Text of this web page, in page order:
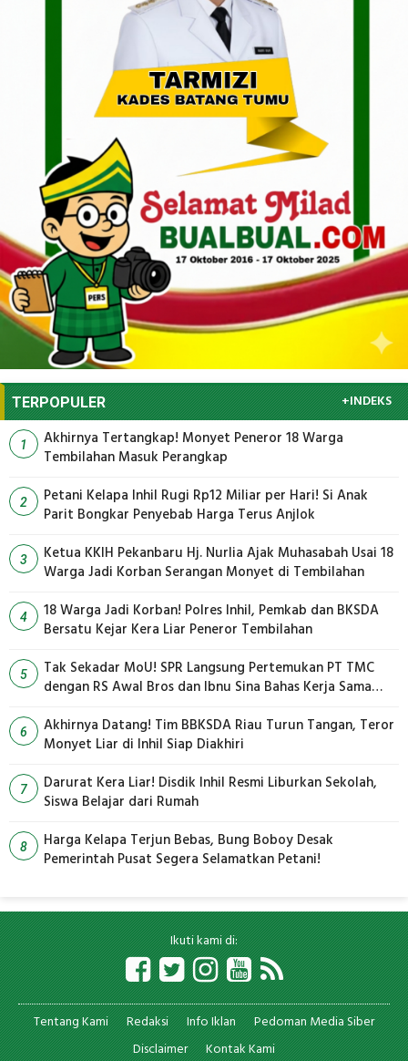
TERPOPULER +INDEKS
1
Akhirnya Tertangkap! Monyet Peneror 18 Warga
Tembilahan Masuk Perangkap
2
Petani Kelapa Inhil Rugi Rp12 Miliar per Hari! Si Anak
Parit Bongkar Penyebab Harga Terus Anjlok
3
Ketua KKIH Pekanbaru Hj. Nurlia Ajak Muhasabah Usai 18
Warga Jadi Korban Serangan Monyet di Tembilahan
4
18 Warga Jadi Korban! Polres Inhil, Pemkab dan BKSDA
Bersatu Kejar Kera Liar Peneror Tembilahan
5
Tak Sekadar MoU! SPR Langsung Pertemukan PT TMC
dengan RS Awal Bros dan Ibnu Sina Bahas Kerja Sama
6
Akhirnya Datang! Tim BBKSDA Riau Turun Tangan, Teror
Monyet Liar di Inhil Siap Diakhiri
7
Darurat Kera Liar! Disdik Inhil Resmi Liburkan Sekolah,
Siswa Belajar dari Rumah
8
Harga Kelapa Terjun Bebas, Bung Boboy Desak
Pemerintah Pusat Segera Selamatkan Petani!
Ikuti kami di:
Tentang Kami Redaksi Info Iklan
Pedoman Media Siber
Disclaimer
Kontak Kami